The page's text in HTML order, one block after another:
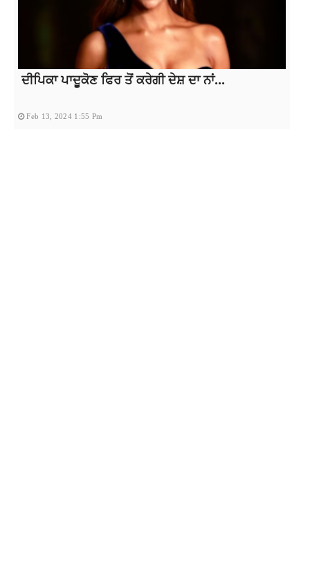
ਦੀਪਿਕਾ ਪਾਦੂਕੋਣ ਫਿਰ ਤੋਂ ਕਰੇਗੀ ਦੇਸ਼ ਦਾ ਨਾਂ...
Feb 13, 2024 1:55 Pm